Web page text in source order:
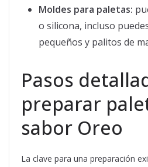
Moldes para paletas:
o silicona, incluso
pequeños y palitos de
Pasos
preparar
sabor Oreo
La clave para una preparación